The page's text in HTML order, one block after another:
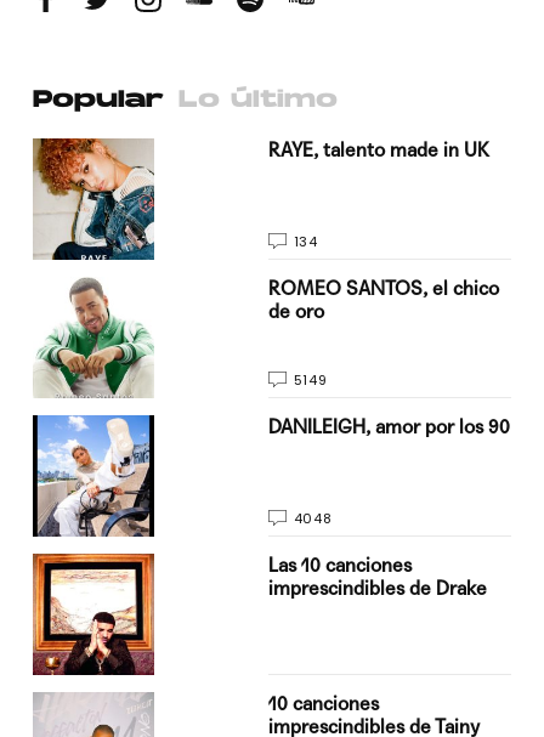
Popular Lo último
RAYE, talento made in UK
134
ROMEO SANTOS, el chico
de oro
5149
DANILEIGH, amor por los 90
4048
Las 10 canciones
imprescindibles de Drake
10 canciones
imprescindibles de Tainy